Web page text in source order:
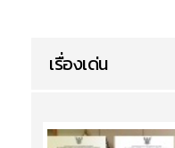
เรื่องเด่น